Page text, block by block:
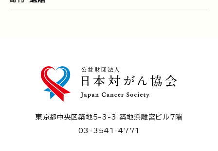
東京都中央区築地5-3-3 築地浜離宮ビル7階
03-3541-4771